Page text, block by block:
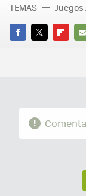
FACEBOOK
TWITTER
E-
TEMAS